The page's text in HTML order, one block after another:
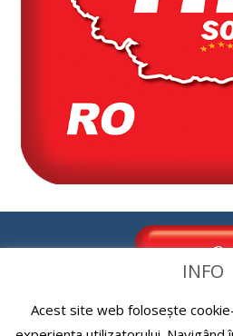
INFO
Acest site web folosește